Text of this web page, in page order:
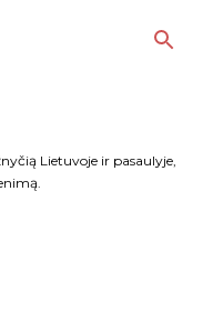
turinio
Lietuvoje ir pasaulyje,